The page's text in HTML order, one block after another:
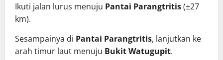
Ikuti jalan lurus menuju Pantai Parangtritis(±27
km).
Sesampainya di Pantai Parangtritis, lanjutkan ke
arah timur laut menuju Bukit Watugupit.